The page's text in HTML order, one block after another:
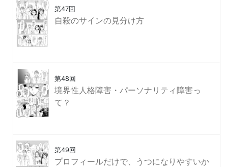
第47回
自殺のサインの見分け方
第48回
境界性人格障害・パーソナリティ障害っ
て？
第49回
プロフィールだけで、うつになりやすいか